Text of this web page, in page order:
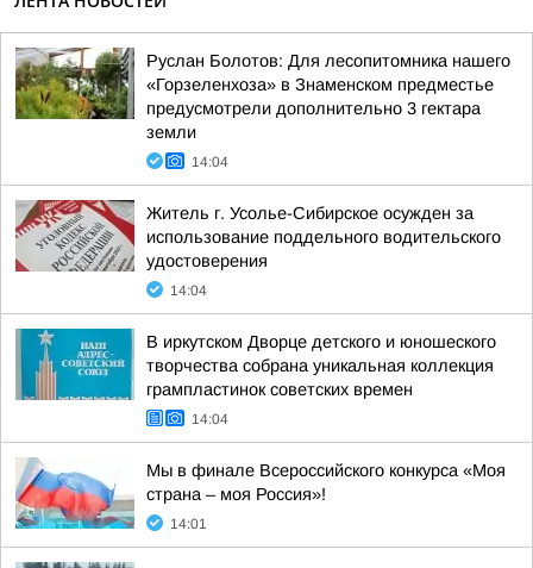
Руслан Болотов: Для лесопитомника нашего
«Горзеленхоза» в Знаменском предместье
предусмотрели дополнительно 3 гектара
земли
14:04
Житель г. Усолье-Сибирское осужден за
использование поддельного водительского
удостоверения
14:04
В иркутском Дворце детского и юношеского
творчества собрана уникальная коллекция
грампластинок советских времен
14:04
Мы в финале Всероссийского конкурса «Моя
страна – моя Россия»!
14:01